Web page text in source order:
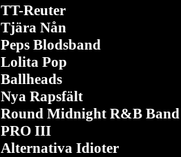
TT-Reuter
Tjära Nån
Peps Blodsband
Lolita Pop
Ballheads
Nya Rapsfält
Round Midnight R&B Band
PRO III
Alternativa Idioter